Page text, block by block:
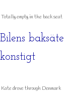
Totally empty in the back seat
Bilens
konstigt
Kate drove through Denmark